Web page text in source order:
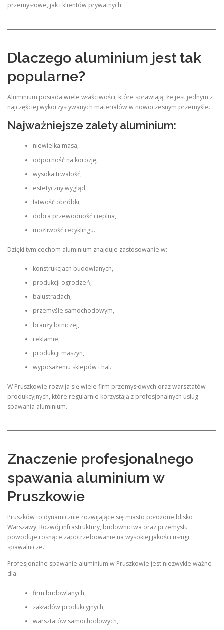
przemysłowe, jak i klientów prywatnych.
Dlaczego aluminium jest tak
popularne?
Aluminium posiada wiele właściwości, które sprawiają, że jest jednym z
najczęściej wykorzystywanych materiałów w nowoczesnym przemyśle.
Najważniejsze zalety aluminium:
niewielka masa,
odporność na korozję,
wysoka trwałość,
estetyczny wygląd,
łatwość obróbki,
dobra przewodność cieplna,
możliwość recyklingu.
Dzięki tym cechom aluminium znajduje zastosowanie w:
konstrukcjach budowlanych,
produkcji ogrodzeń,
balustradach,
przemyśle samochodowym,
branży lotniczej,
reklamie,
produkcji maszyn,
wyposażeniu sklepów i hal.
W Pruszkowie rozwija się wiele firm przemysłowych oraz warsztatów
produkcyjnych, które regularnie korzystają z profesjonalnych usług
spawania aluminium.
Znaczenie profesjonalnego
spawania aluminium w
Pruszkowie
Pruszków to dynamicznie rozwijające się miasto położone blisko
Warszawy. Rozwój infrastruktury, budownictwa oraz przemysłu
powoduje rosnące zapotrzebowanie na wysokiej jakości usługi
spawalnicze.
Profesjonalne spawanie aluminium w Pruszkowie jest niezwykle ważne
dla:
firm budowlanych,
zakładów produkcyjnych,
warsztatów samochodowych,